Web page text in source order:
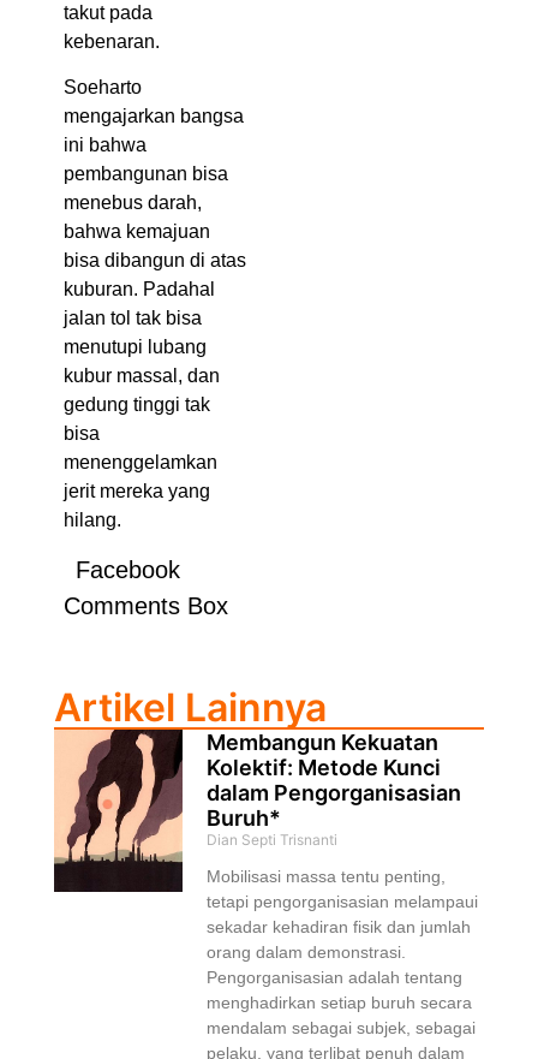
takut pada
kebenaran.
Soeharto
mengajarkan bangsa
ini bahwa
pembangunan bisa
menebus darah,
bahwa kemajuan
bisa dibangun di atas
kuburan. Padahal
jalan tol tak bisa
menutupi lubang
kubur massal, dan
gedung tinggi tak
bisa
menenggelamkan
jerit mereka yang
hilang.
Facebook
Comments Box
Artikel Lainnya
Membangun Kekuatan
Kolektif: Metode Kunci
dalam Pengorganisasian
Buruh*
Dian Septi Trisnanti
Mobilisasi massa tentu penting,
tetapi pengorganisasian melampaui
sekadar kehadiran fisik dan jumlah
orang dalam demonstrasi.
Pengorganisasian adalah tentang
menghadirkan setiap buruh secara
mendalam sebagai subjek, sebagai
pelaku, yang terlibat penuh dalam